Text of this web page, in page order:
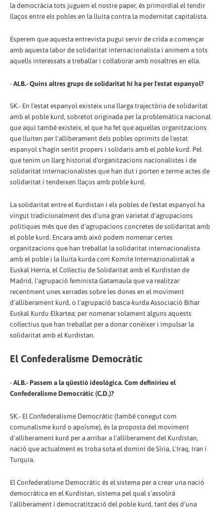
la democràcia tots juguem el nostre paper, és primordial el tendir
llaços entre els pobles en la lluita contra la modernitat capitalista.
Esperem que aquesta entrevista pugui servir de crida a començar
amb aquesta labor de solidaritat internacionalista i animem a tots
aquells interessats a treballar i col·laborar amb nosaltres en ella.
-ALB.- Quins altres grups de solidaritat hi ha per l'estat espanyol?
SK.- En l'estat espanyol existeix una llarga trajectòria de solidaritat
amb el poble kurd, sobretot originada per la problemàtica nacional
que aquí també existeix, el que ha fet que aquelles organitzacions
que lluiten per l'alliberament dels pobles oprimits de l'estat
espanyol s'hagin sentit propers i solidaris amb el poble kurd. Pel
que tenim un llarg historial d'organitzacions nacionalistes i de
solidaritat internacionalistes que han dut i porten e terme actes de
solidaritat i tendeixen llaços amb poble kurd.
La solidaritat entre el Kurdistan i els pobles de l'estat espanyol ha
vingut tradicionalment des d'una gran varietat d'agrupacions
polítiques més que des d'agrupacions concretes de solidaritat amb
el poble kurd. Encara amb això podem nomenar certes
organitzacions que han treballat la solidaritat internacionalista
amb el poble i la lluita kurda com Komite Internazionalistak a
Euskal Herria, el Col·lectiu de Solidaritat amb el Kurdistan de
Madrid, l'agrupació feminista Gatamaula que va realitzar
recentment unes xerrades sobre les dones en el moviment
d'alliberament kurd, o l'agrupació basca-kurda Associació Bihar
Euskal Kurdu Elkartea; per nomenar solament alguns aquests
col·lectius que han treballat per a donar conèixer i impulsar la
solidaritat amb el Kurdistan.
El Confederalisme Democràtic
-ALB.- Passem a la qüestió ideològica. Com definiríeu el
Confederalisme Democràtic (C.D.)?
SK.- El Confederalisme Democràtic (també conegut com
comunalisme kurd o apoísme), és la proposta del moviment
d'alliberament kurd per a arribar a l'alliberament del Kurdistan,
nació que actualment es troba sota el domini de Síria, L'Iraq, Iran i
Turquia.
El Confederalisme Democràtic és el sistema per a crear una nació
democràtica en el Kurdistan, sistema pel qual s'assolirà
l'alliberament i democratització del poble kurd, tant des d'una